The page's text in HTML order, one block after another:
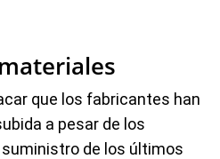
que los fabricantes han
a pesar de los
de los últimos